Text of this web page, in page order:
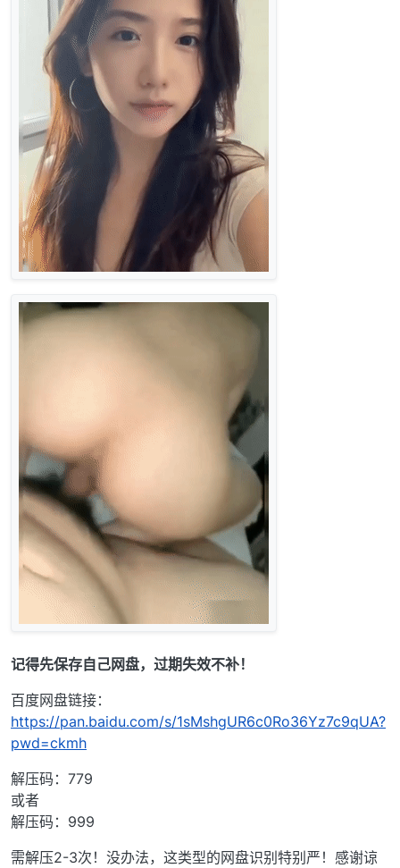
记得先保存自己网盘，过期失效不补！
百度网盘链接：
https://pan.baidu.com/s/1sMshgUR6c0Ro36Yz7c9qUA?
pwd=ckmh
解压码：779
或者
解压码：999
需解压2-3次！没办法，这类型的网盘识别特别严！感谢谅